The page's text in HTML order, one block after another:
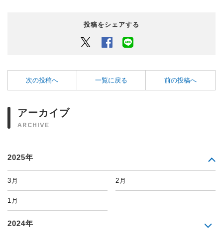
投稿をシェアする
Twitter Facebook
次の投稿へ 一覧に戻る 前の投稿へ
アーカイブ
ARCHIVE
2025年
3月 2月
1月
2024年